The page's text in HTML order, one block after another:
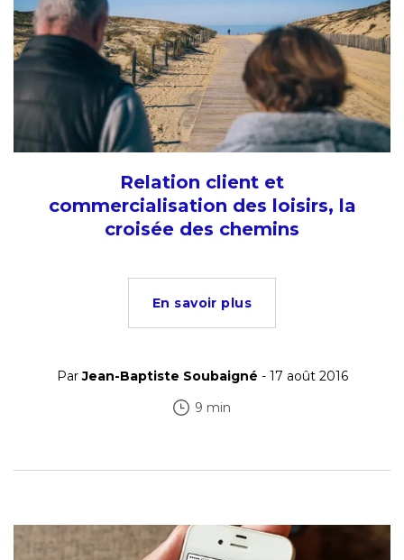
Relation client et
commercialisation des loisirs, la
croisée des chemins
En savoir plus
ParJean-Baptiste Soubaigné - 17 août 2016
9 min